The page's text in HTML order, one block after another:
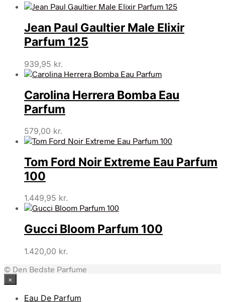
Jean Paul Gaultier Male Elixir
Parfum 125
939,95 kr.
Carolina Herrera Bomba Eau
Parfum
579,00 kr.
Tom Ford Noir Extreme Eau Parfum
100
1.449,95 kr.
Gucci Bloom Parfum 100
1.420,00 kr.
© Den Bedste Parfume
×
Eau De Parfum